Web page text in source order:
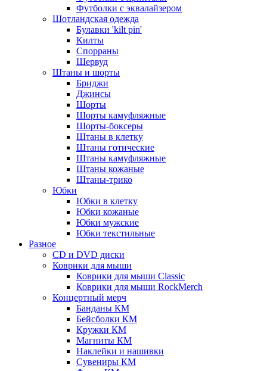
Футболки с эквалайзером
Шотландская одежда
Булавки 'kilt pin'
Килты
Спорраны
Шервуд
Штаны и шорты
Бриджи
Джинсы
Шорты
Шорты камуфляжные
Шорты-боксеры
Штаны в клетку
Штаны готические
Штаны камуфляжные
Штаны кожаные
Штаны-трико
Юбки
Юбки в клетку
Юбки кожаные
Юбки мужские
Юбки текстильные
Разное
CD и DVD диски
Коврики для мыши
Коврики для мыши Classic
Коврики для мыши RockMerch
Концертный мерч
Банданы КМ
Бейсболки КМ
Кружки КМ
Магниты КМ
Наклейки и нашивки
Сувениры КМ